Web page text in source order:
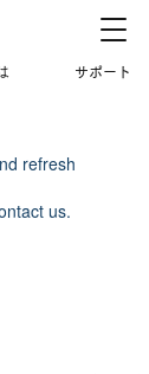
サポート
refresh
us.